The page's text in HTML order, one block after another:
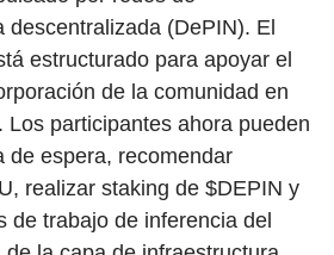
descentralizada (DePIN). El
estructurado para apoyar el
de la comunidad en
Los participantes ahora pueden
de espera, recomendar
realizar staking de $DEPIN y
de trabajo de inferencia del